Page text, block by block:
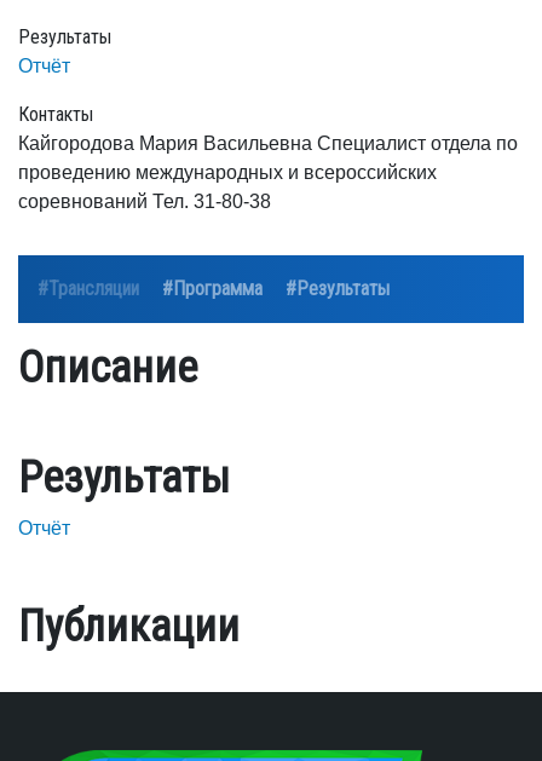
Результаты
Отчёт
Контакты
Кайгородова Мария Васильевна Специалист отдела по
проведению международных и всероссийских
соревнований Тел. 31-80-38
#Трансляции #Программа #Результаты
Описание
Результаты
Отчёт
Публикации